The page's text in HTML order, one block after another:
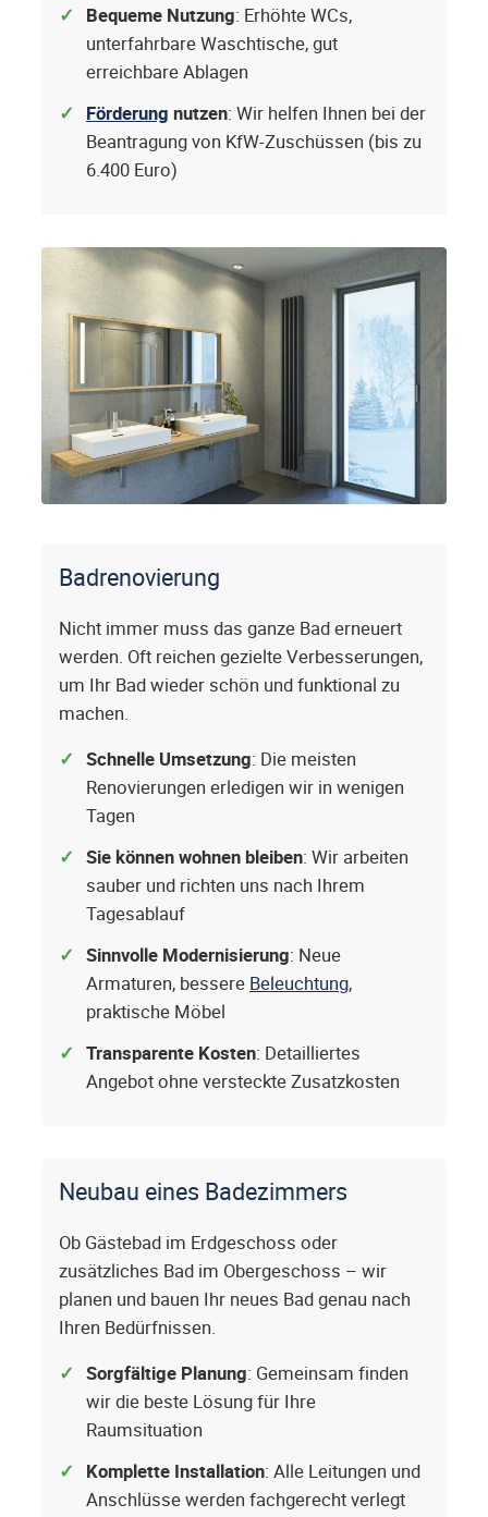
Bequeme Nutzung: Erhöhte WCs,
unterfahrbare Waschtische, gut
erreichbare Ablagen
Förderung nutzen: Wir helfen Ihnen bei der
Beantragung von KfW-Zuschüssen (bis zu
6.400 Euro)
Badrenovierung
Nicht immer muss das ganze Bad erneuert
werden. Oft reichen gezielte Verbesserungen,
um Ihr Bad wieder schön und funktional zu
machen.
Schnelle Umsetzung: Die meisten
Renovierungen erledigen wir in wenigen
Tagen
Sie können wohnen bleiben: Wir arbeiten
sauber und richten uns nach Ihrem
Tagesablauf
Sinnvolle Modernisierung: Neue
Armaturen, bessere Beleuchtung,
praktische Möbel
Transparente Kosten: Detailliertes
Angebot ohne versteckte Zusatzkosten
Neubau eines Badezimmers
Ob Gästebad im Erdgeschoss oder
zusätzliches Bad im Obergeschoss – wir
planen und bauen Ihr neues Bad genau nach
Ihren Bedürfnissen.
Sorgfältige Planung: Gemeinsam finden
wir die beste Lösung für Ihre
Raumsituation
Komplette Installation: Alle Leitungen und
Anschlüsse werden fachgerecht verlegt